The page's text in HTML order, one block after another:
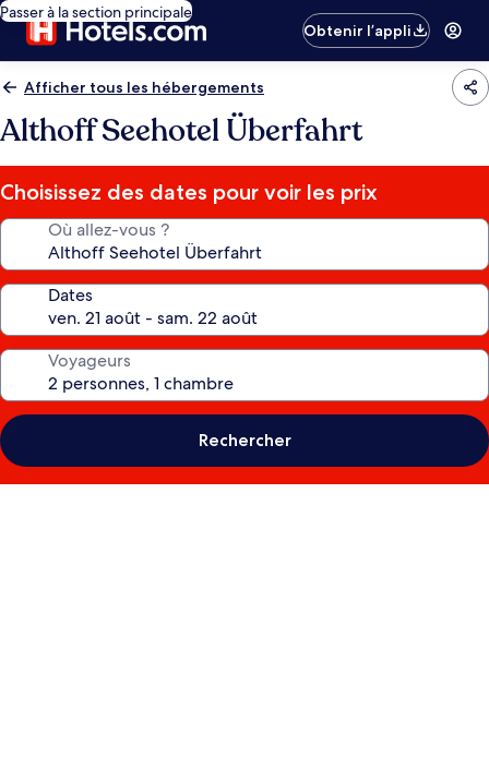
Passer à la section principale
Obtenir l’appli
Afficher tous les hébergements
Althoff Seehotel Überfahrt
Choisissez des dates pour voir les prix
Où allez-vous ?
Dates
Voyageurs
Rechercher